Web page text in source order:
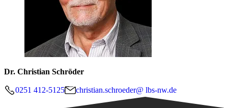
Dr. Christian Schröder
0251 412-5125 christian.schroeder@ lbs-nw.de